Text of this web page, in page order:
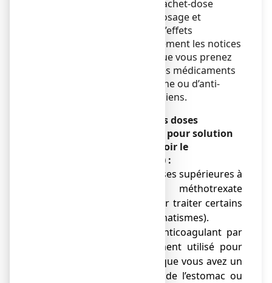
Ne prenez jamais de fortes doses
d’ASPEGIC 500 mg, poudre pour solution
buvable en sachet-dose (voir le
paragraphe « Posologie ») :
● Si vous prenez des doses supérieures à
20 mg/semaine de méthotrexate
(médicament utilisé pour traiter certains
cancers et certains rhumatismes).
● Si vous prenez un anticoagulant par
voie orale (médicament utilisé pour
fluidifier le sang) et que vous avez un
antécédent d’ulcère de l’estomac ou